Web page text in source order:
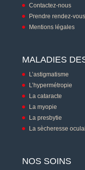
Contactez-nous
Prendre rendez-vous
Mentions légales
MALADIES
L’astigmatisme
L’hypermétropie
La cataracte
La myopie
La presbytie
La sècheresse
NOS SOINS